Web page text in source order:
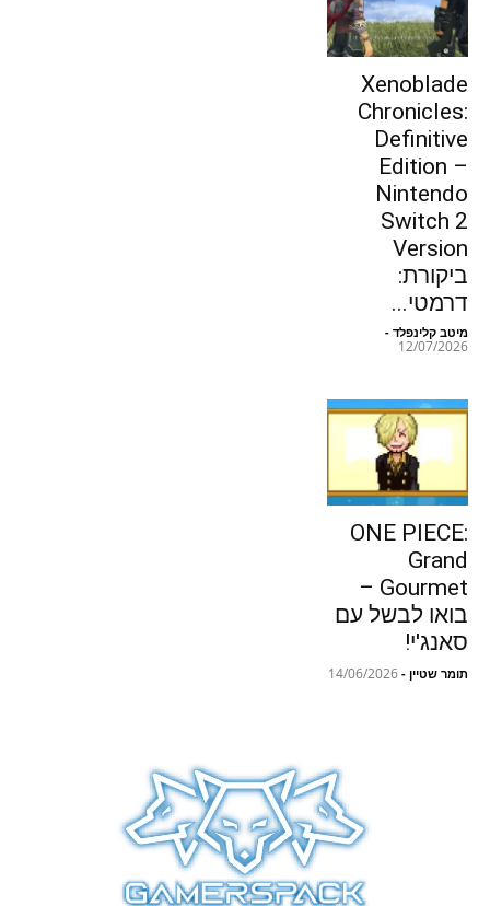
Xenoblade
Chronicles:
Definitive
Edition –
Nintendo
Switch 2
Version
ביקורת:
דרמטי...
מיטב קלינפלד -
12/07/2026
ONE PIECE:
Grand
Gourmet –
בואו לבשל עם
סאנג'י!
תומר שטיין -
14/06/2026